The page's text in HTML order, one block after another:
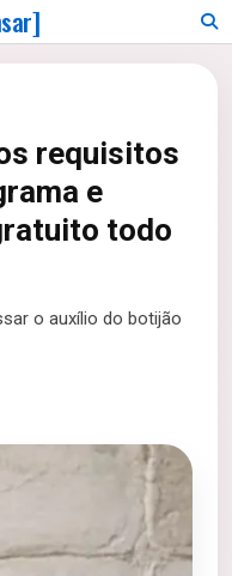
requisitos
e
todo
o auxílio do botijão